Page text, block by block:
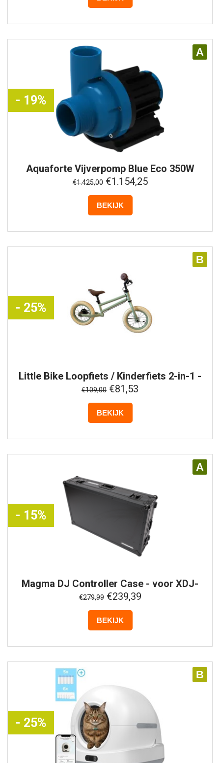
A
- 19%
AquaforteVijverpomp Blue Eco 350W
€1.425,00€1.154,25
BEKIJK
B
- 25%
Little Bike Loopfiets / Kinderfiets 2-in-1 -
Groen
€109,00 €81,53
BEKIJK
A
- 15%
Magma DJ Controller Case - voor XDJ-
AZ/XDJ-XZ - Zwart
€279,99€239,39
BEKIJK
B
- 25%